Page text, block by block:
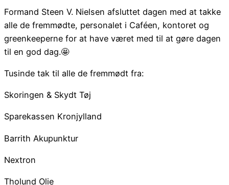
Formand Steen V. Nielsen afsluttet dagen med at takke
alle de fremmødte, personalet i Caféen, kontoret og
greenkeeperne for at have været med til at gøre dagen
til en god dag.🤩
Tusinde tak til alle de fremmødt fra:
Skoringen & Skydt Tøj
Sparekassen Kronjylland
Barrith Akupunktur
Nextron
Tholund Olie